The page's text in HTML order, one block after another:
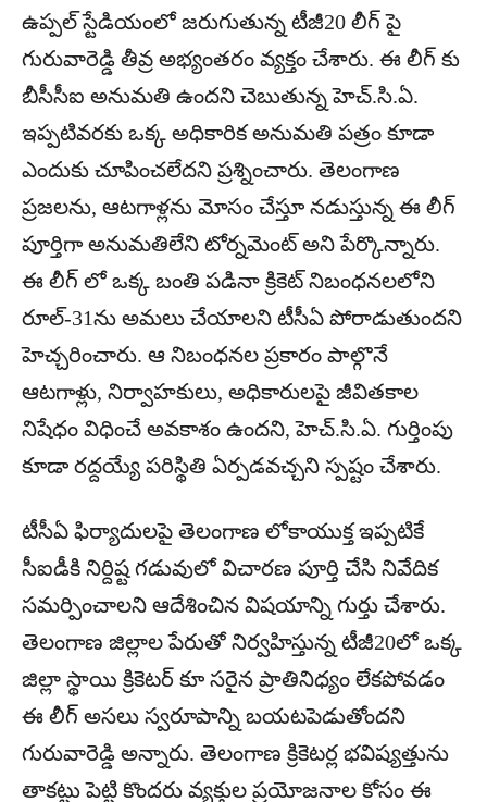
ఉప్పల్ స్టేడియంలో జరుగుతున్న టీజీ20 లీగ్ పై
గురువారెడ్డి తీవ్ర అభ్యంతరం వ్యక్తం చేశారు. ఈ లీగ్ కు
బీసీసీఐ అనుమతి ఉందని చెబుతున్న హెచ్.సి.ఏ.
ఇప్పటివరకు ఒక్క అధికారిక అనుమతి పత్రం కూడా
ఎందుకు చూపించలేదని ప్రశ్నించారు. తెలంగాణ
ప్రజలను, ఆటగాళ్లను మోసం చేస్తూ నడుస్తున్న ఈ లీగ్
పూర్తిగా అనుమతిలేని టోర్నమెంట్ అని పేర్కొన్నారు.
ఈ లీగ్ లో ఒక్క బంతి పడినా క్రికెట్ నిబంధనలలోని
రూల్-31ను అమలు చేయాలని టీసీఏ పోరాడుతుందని
హెచ్చరించారు. ఆ నిబంధనల ప్రకారం పాల్గొనే
ఆటగాళ్లు, నిర్వాహకులు, అధికారులపై జీవితకాల
నిషేధం విధించే అవకాశం ఉందని, హెచ్.సి.ఏ. గుర్తింపు
కూడా రద్దయ్యే పరిస్థితి ఏర్పడవచ్చని స్పష్టం చేశారు.
టీసీఏ ఫిర్యాదులపై తెలంగాణ లోకాయుక్త ఇప్పటికే
సీఐడీకి నిర్దిష్ట గడువులో విచారణ పూర్తి చేసి నివేదిక
సమర్పించాలని ఆదేశించిన విషయాన్ని గుర్తు చేశారు.
తెలంగాణ జిల్లాల పేరుతో నిర్వహిస్తున్న టీజీ20లో ఒక్క
జిల్లా స్థాయి క్రికెటర్ కూ సరైన ప్రాతినిధ్యం లేకపోవడం
ఈ లీగ్ అసలు స్వరూపాన్ని బయటపెడుతోందని
గురువారెడ్డి అన్నారు. తెలంగాణ క్రికెటర్ల భవిష్యత్తును
తాకట్టు పెట్టి కొందరు వ్యక్తుల ప్రయోజనాల కోసం ఈ